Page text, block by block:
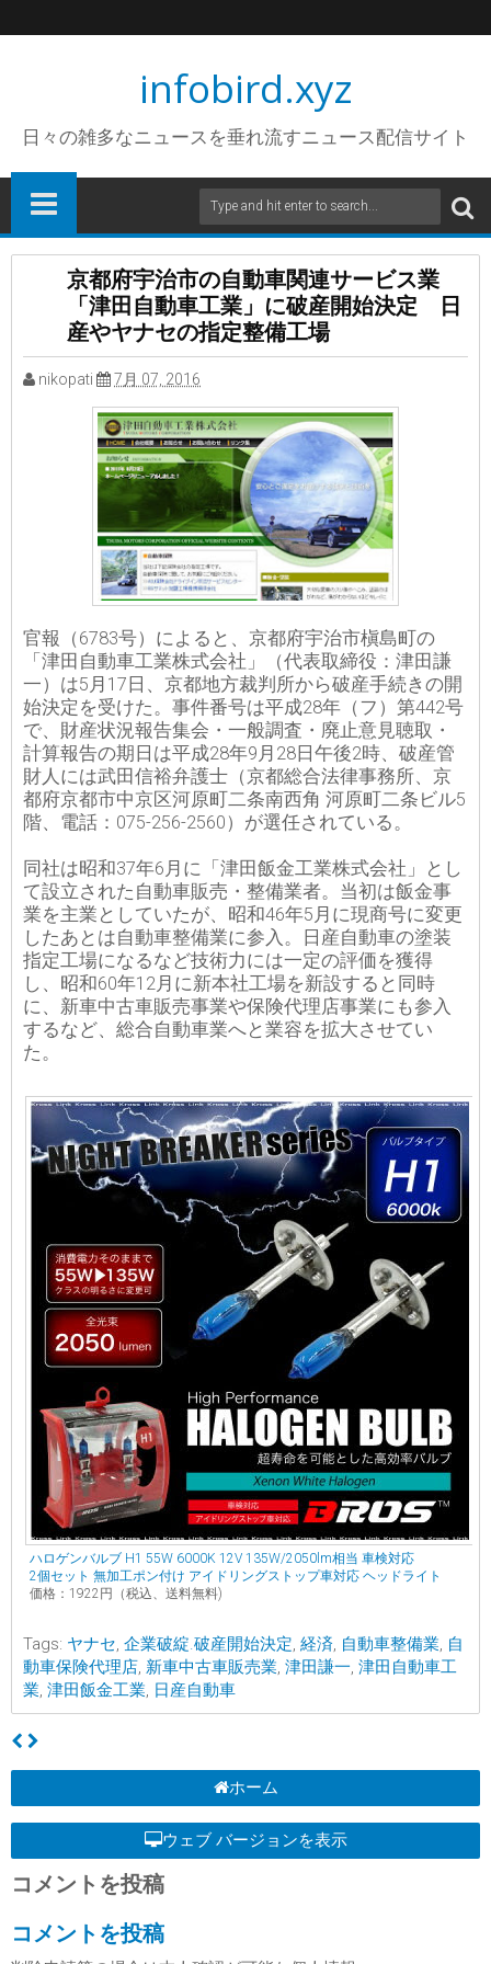
infobird.xyz
日々の雑多なニュースを垂れ流すニュース配信サイト
京都府宇治市の自動車関連サービス業
「津田自動車工業」に破産開始決定 日
産やヤナセの指定整備工場
nikopati 7月 07, 2016
官報（6783号）によると、京都府宇治市槇島町の
「津田自動車工業株式会社」（代表取締役：津田謙
一）は5月17日、京都地方裁判所から破産手続きの開
始決定を受けた。事件番号は平成28年（フ）第442号
で、財産状況報告集会・一般調査・廃止意見聴取・
計算報告の期日は平成28年9月28日午後2時、破産管
財人には武田信裕弁護士（京都総合法律事務所、京
都府京都市中京区河原町二条南西角 河原町二条ビル5
階、電話：075-256-2560）が選任されている。
同社は昭和37年6月に「津田飯金工業株式会社」とし
て設立された自動車販売・整備業者。当初は飯金事
業を主業としていたが、昭和46年5月に現商号に変更
したあとは自動車整備業に参入。日産自動車の塗装
指定工場になるなど技術力には一定の評価を獲得
し、昭和60年12月に新本社工場を新設すると同時
に、新車中古車販売事業や保険代理店事業にも参入
するなど、総合自動車業へと業容を拡大させてい
た。
ハロゲンバルブ H1 55W 6000K 12V 135W/2050lm相当 車検対応
2個セット 無加工ポン付け アイドリングストップ車対応 ヘッドライト
価格：1922円（税込、送料無料)
Tags: ヤナセ, 企業破綻.破産開始決定, 経済, 自動車整備業, 自
動車保険代理店, 新車中古車販売業, 津田謙一, 津田自動車工
業, 津田飯金工業, 日産自動車
ホーム
ウェブ バージョンを表示
コメントを投稿
コメントを投稿